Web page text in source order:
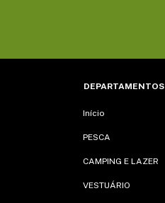
DEPARTAMENTOS
Início
PESCA
CAMPING E LAZER
VESTUÁRIO